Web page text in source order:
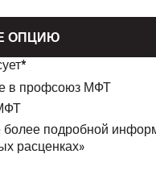
ОПЦИЮ
в профсоюз МФТ
более подробной
расценках»